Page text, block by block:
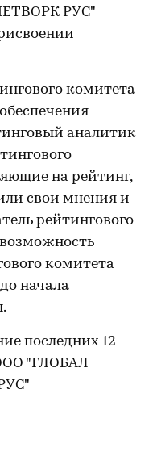
РУС"
комитета
аналитик
на рейтинг,
свои мнения и
рейтингового
комитета
начала
последних 12
"ГЛОБАЛ